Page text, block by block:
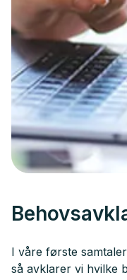
I våre første
så avklarer vi hvilke